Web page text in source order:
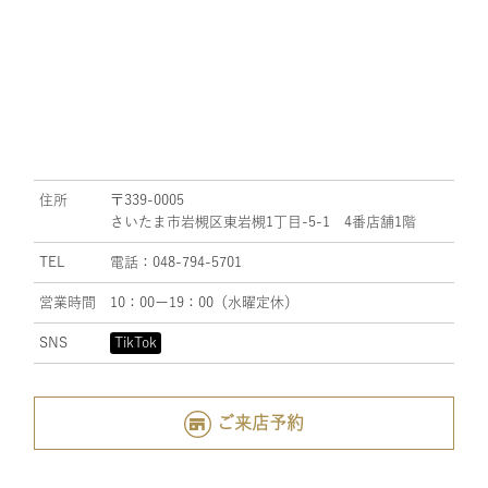
住所
〒339-0005
さいたま市岩槻区東岩槻1丁目-5-1 4番店舗1階
TEL 電話：048-794-5701
営業時間 10：00ー19：00（水曜定休）
SNS TikTok
ご来店予約